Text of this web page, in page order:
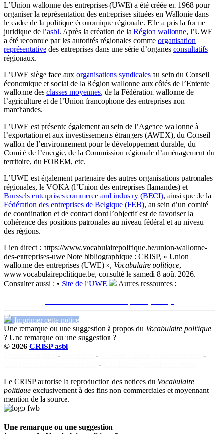
L’Union wallonne des entreprises (UWE) a été créée en 1968 pour
organiser la représentation des entreprises situées en Wallonie dans
le cadre de la politique économique régionale. Elle a pris la forme
juridique de l’asbl. Après la création de la Région wallonne, l’UWE
a été reconnue par les autorités régionales comme organisation
représentative des entreprises dans une série d’organes consultatifs
régionaux.
L’UWE siège face aux organisations syndicales au sein du Conseil
économique et social de la Région wallonne aux côtés de l’Entente
wallonne des classes moyennes, de la Fédération wallonne de
l’agriculture et de l’Union francophone des entreprises non
marchandes.
L’UWE est présente également au sein de l’Agence wallonne à
l’exportation et aux investissements étrangers (AWEX), du Conseil
wallon de l’environnement pour le développement durable, du
Comité de l’énergie, de la Commission régionale d’aménagement du
territoire, du FOREM, etc.
L’UWE est également partenaire des autres organisations patronales
régionales, le VOKA (l’Union des entreprises flamandes) et
Brussels enterprises commerce and industry (BECI), ainsi que de la
Fédération des entreprises de Belgique (FEB), au sein d’un comité
de coordination et de contact dont l’objectif est de favoriser la
cohérence des positions patronales au niveau fédéral et au niveau
des régions.
Lien direct : https://www.vocabulairepolitique.be/union-wallonne-
des-entreprises-uwe Note bibliographique : CRISP, « Union
wallonne des entreprises (UWE) », Vocabulaire politique,
www.vocabulairepolitique.be, consulté le samedi 8 août 2026.
Consulter aussi : • Site de l’UWE
Autres ressources :
Imprimer cette notice
Une remarque ou une suggestion à propos du Vocabulaire politique
? Une remarque ou une suggestion ?
© 2026 CRISP asbl
- -
-
-
Le CRISP autorise la reproduction des notices du Vocabulaire
politique exclusivement à des fins non commerciales et moyennant
mention de la source.
Une remarque ou une suggestion